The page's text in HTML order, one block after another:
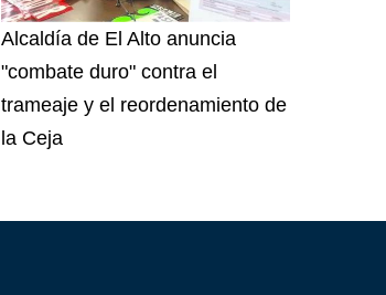
Alcaldía de El Alto anuncia
"combate duro" contra el
trameaje y el reordenamiento de
la Ceja